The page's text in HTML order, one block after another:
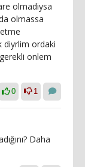
olmadiysa
olmassa
diyrlim ordaki
onlem
0 1
Daha